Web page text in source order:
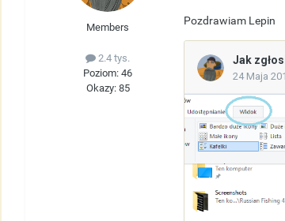
Members
2.4 tys.
Poziom: 46
Okazy: 85
Pozdrawiam Lepin